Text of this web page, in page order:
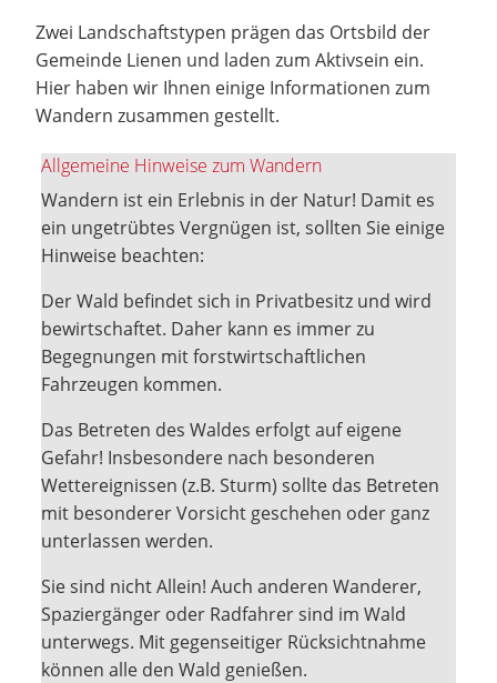
Zwei Landschaftstypen prägen das Ortsbild der
Gemeinde Lienen und laden zum Aktivsein ein.
Hier haben wir Ihnen einige Informationen zum
Wandern zusammen gestellt.
Allgemeine Hinweise zum Wandern
Wandern ist ein Erlebnis in der Natur! Damit es
ein ungetrübtes Vergnügen ist, sollten Sie einige
Hinweise beachten:
Der Wald befindet sich in Privatbesitz und wird
bewirtschaftet. Daher kann es immer zu
Begegnungen mit forstwirtschaftlichen
Fahrzeugen kommen.
Das Betreten des Waldes erfolgt auf eigene
Gefahr! Insbesondere nach besonderen
Wettereignissen (z.B. Sturm) sollte das Betreten
mit besonderer Vorsicht geschehen oder ganz
unterlassen werden.
Sie sind nicht Allein! Auch anderen Wanderer,
Spaziergänger oder Radfahrer sind im Wald
unterwegs. Mit gegenseitiger Rücksichtnahme
können alle den Wald genießen.